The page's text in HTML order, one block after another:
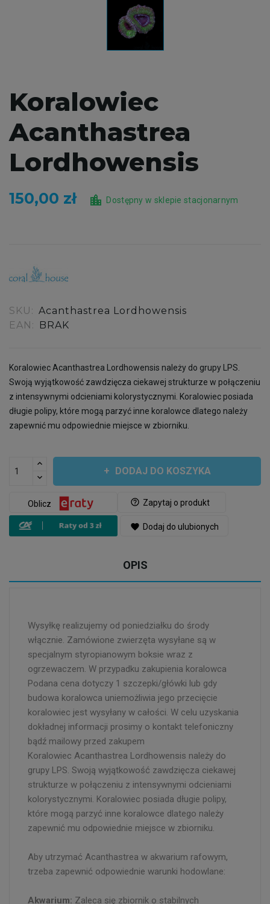
Koralowiec
Acanthastrea
Lordhowensis
150,00 zł location_city Dostępny w sklepie stacjonarnym
SKU: Acanthastrea Lordhowensis
EAN:
BRAK
Koralowiec Acanthastrea Lordhowensis należy do grupy LPS.
Swoją wyjątkowość zawdzięcza ciekawej strukturze w połączeniu
z intensywnymi odcieniami kolorystycznymi. Koralowiec posiada
długie polipy, które mogą parzyć inne koralowce dlatego należy
zapewnić mu odpowiednie miejsce w zbiorniku.
DODAJ DO KOSZYKA
help_outline Zapytaj o produkt
Oblicz
favorite Dodaj do ulubionych
OPIS
Wysyłkę realizujemy od poniedziałku do środy
włącznie. Zamówione zwierzęta wysyłane są w
specjalnym styropianowym boksie wraz z
ogrzewaczem. W przypadku zakupienia koralowca
Podana cena dotyczy 1 szczepki/główki lub gdy
budowa koralowca uniemożliwia jego przecięcie
koralowiec jest wysyłany w całości. W celu uzyskania
dokładnej informacji prosimy o kontakt telefoniczny
bądź mailowy przed zakupem
Koralowiec Acanthastrea Lordhowensis należy do
grupy LPS. Swoją wyjątkowość zawdzięcza ciekawej
strukturze w połączeniu z intensywnymi odcieniami
kolorystycznymi. Koralowiec posiada długie polipy,
które mogą parzyć inne koralowce dlatego należy
zapewnić mu odpowiednie miejsce w zbiorniku.
Aby utrzymać Acanthastrea w akwarium rafowym,
trzeba zapewnić odpowiednie warunki hodowlane:
Akwarium: Zaleca się zbiornik o stabilnych